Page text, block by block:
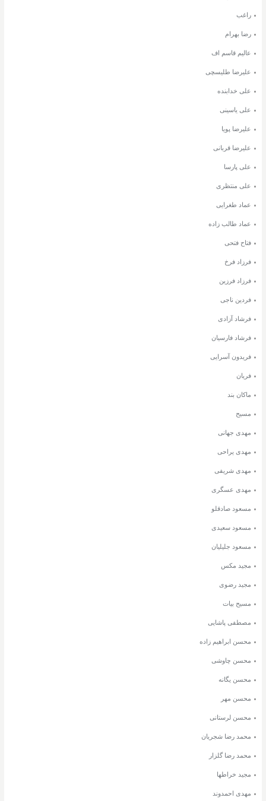
راغب
رضا بهرام
عالیم قاسم اف
علیرضا طلیسچی
علی خدابنده
علی یاسینی
علیرضا پویا
علیرضا قربانی
علی پارسا
علی منتظری
عماد طغرایی
عماد طالب زاده
فتاح فتحی
فرزاد فرخ
فرزاد فرزین
فردین ناجی
فرشاد آزادی
فرشاد فارسیان
فریدون آسرایی
فریان
ماکان بند
مسیح
مهدی جهانی
مهدی یراحی
مهدی شریفی
مهدی عسگری
مسعود صادقلو
مسعود سعیدی
مسعود جلیلیان
مجید مکس
مجید رضوی
مسیح بیات
مصطفی پاشایی
محسن ابراهیم زاده
محسن چاوشی
محسن یگانه
محسن مهر
محسن لرستانی
محمد رضا شجریان
محمد رضا گلزار
مجید خراطها
مهدی احمدوند